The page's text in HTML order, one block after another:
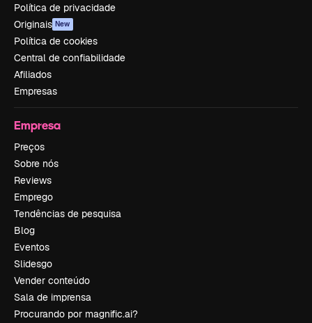
Política de privacidade
Originais New
Política de cookies
Central de confiabilidade
Afiliados
Empresas
Empresa
Preços
Sobre nós
Reviews
Emprego
Tendências de pesquisa
Blog
Eventos
Slidesgo
Vender conteúdo
Sala de imprensa
Procurando por magnific.ai?